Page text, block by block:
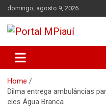
Skip
to
content
domingo, agosto 9, 2026
Portal MPiauí
Parnaíba
Home
Dilma entrega ambulâncias
eles Água Branca